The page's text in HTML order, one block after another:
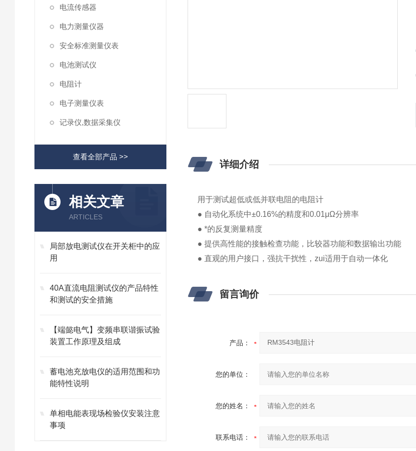
电流传感器
电力测量仪器
安全标准测量仪表
电池测试仪
电阻计
电子测量仪表
记录仪,数据采集仪
查看全部产品 >>
相关文章
ARTICLES
局部放电测试仪在开关柜中的应
用
40A直流电阻测试仪的产品特性
和测试的安全措施
【端懿电气】变频串联谐振试验
装置工作原理及组成
蓄电池充放电仪的适用范围和功
能特性说明
单相电能表现场检验仪安装注意
事项
详细介绍
用于测试超低或低并联电阻的电阻计
● 自动化系统中±0.16%的精度和0.01μΩ分辨率
● *的反复测量精度
● 提供高性能的接触检查功能，比较器功能和数据输出功能
● 直观的用户接口，强抗干扰性，zui适用于自动一体化
留言询价
产品：
您的单位：
您的姓名：
联系电话：